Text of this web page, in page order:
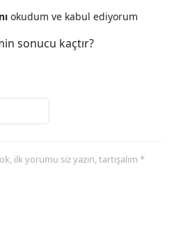
okudum ve kabul ediyorum
sonucu kaçtır?
ilk yorumu siz yazın, tartışalım *